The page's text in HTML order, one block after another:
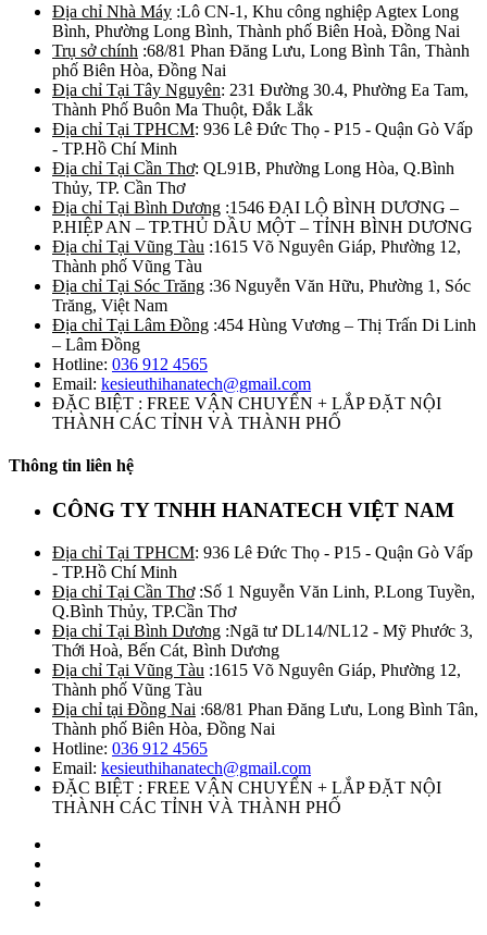
Địa chỉ Nhà Máy :Lô CN-1, Khu công nghiệp Agtex Long
Bình, Phường Long Bình, Thành phố Biên Hoà, Đồng Nai
Trụ sở chính :68/81 Phan Đăng Lưu, Long Bình Tân, Thành
phố Biên Hòa, Đồng Nai
Địa chỉ Tại Tây Nguyên: 231 Đường 30.4, Phường Ea Tam,
Thành Phố Buôn Ma Thuột, Đắk Lắk
Địa chỉ Tại TPHCM: 936 Lê Đức Thọ - P15 - Quận Gò Vấp
- TP.Hồ Chí Minh
Địa chỉ Tại Cần Thơ: QL91B, Phường Long Hòa, Q.Bình
Thủy, TP. Cần Thơ
Địa chỉ Tại Bình Dương :1546 ĐẠI LỘ BÌNH DƯƠNG –
P.HIỆP AN – TP.THỦ DẦU MỘT – TỈNH BÌNH DƯƠNG
Địa chỉ Tại Vũng Tàu :1615 Võ Nguyên Giáp, Phường 12,
Thành phố Vũng Tàu
Địa chỉ Tại Sóc Trăng :36 Nguyễn Văn Hữu, Phường 1, Sóc
Trăng, Việt Nam
Địa chỉ Tại Lâm Đồng :454 Hùng Vương – Thị Trấn Di Linh
– Lâm Đồng
Hotline: 036 912 4565
Email: kesieuthihanatech@gmail.com
ĐẶC BIỆT : FREE VẬN CHUYỂN + LẮP ĐẶT NỘI
THÀNH CÁC TỈNH VÀ THÀNH PHỐ
Thông tin liên hệ
CÔNG TY TNHH HANATECH VIỆT NAM
Địa chỉ Tại TPHCM: 936 Lê Đức Thọ - P15 - Quận Gò Vấp
- TP.Hồ Chí Minh
Địa chỉ Tại Cần Thơ:Số 1 Nguyễn Văn Linh, P.Long Tuyền,
Q.Bình Thủy, TP.Cần Thơ
Địa chỉ Tại Bình Dương :Ngã tư DL14/NL12 - Mỹ Phước 3,
Thới Hoà, Bến Cát, Bình Dương
Địa chỉ Tại Vũng Tàu :1615 Võ Nguyên Giáp, Phường 12,
Thành phố Vũng Tàu
Địa chỉ tại Đồng Nai :68/81 Phan Đăng Lưu, Long Bình Tân,
Thành phố Biên Hòa, Đồng Nai
Hotline: 036 912 4565
Email: kesieuthihanatech@gmail.com
ĐẶC BIỆT : FREE VẬN CHUYỂN + LẮP ĐẶT NỘI
THÀNH CÁC TỈNH VÀ THÀNH PHỐ